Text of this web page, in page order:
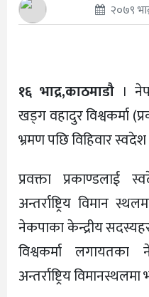
२०७९
१६ भाद्र,काठमाडौ ।
खड्ग वहादुर विश्वकर्मा
भ्रमण पछि विहिवार
प्रवक्ता प्रकाण्डलाई
अन्तर्राष्ट्रिय विमान
नेकपाका केन्द्रीय
विश्वकर्मा लगायतका
अन्तर्राष्ट्रिय